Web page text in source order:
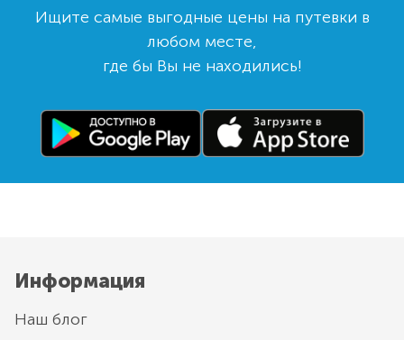
Ищите самые выгодные цены на путевки в
любом месте,
где бы Вы не находились!
Информация
Наш блог